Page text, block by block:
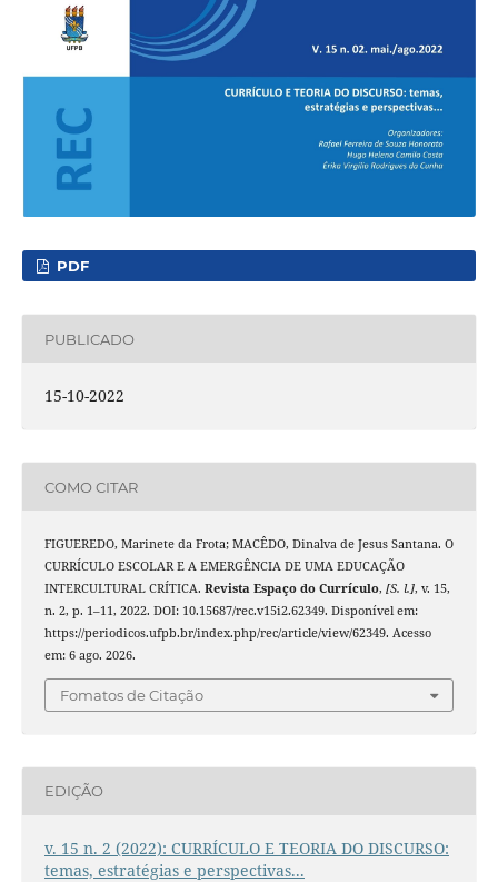
PDF
PUBLICADO
15-10-2022
COMO CITAR
FIGUEREDO, Marinete da Frota; MACÊDO, Dinalva de Jesus Santana. O
CURRÍCULO ESCOLAR E A EMERGÊNCIA DE UMA EDUCAÇÃO
INTERCULTURAL CRÍTICA. Revista Espaço do Currículo, [S. l.], v. 15,
n. 2, p. 1–11, 2022. DOI: 10.15687/rec.v15i2.62349. Disponível em:
https://periodicos.ufpb.br/index.php/rec/article/view/62349. Acesso
em: 6 ago. 2026.
Fomatos de Citação
EDIÇÃO
v. 15 n. 2 (2022): CURRÍCULO E TEORIA DO DISCURSO:
temas, estratégias e perspectivas...